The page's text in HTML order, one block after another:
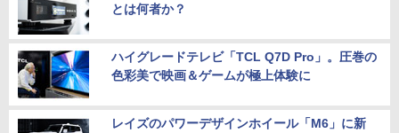
とは何者か？
ハイグレードテレビ「TCL Q7D Pro」。圧巻の
色彩美で映画＆ゲームが極上体験に
レイズのパワーデザインホイール「M6」に新